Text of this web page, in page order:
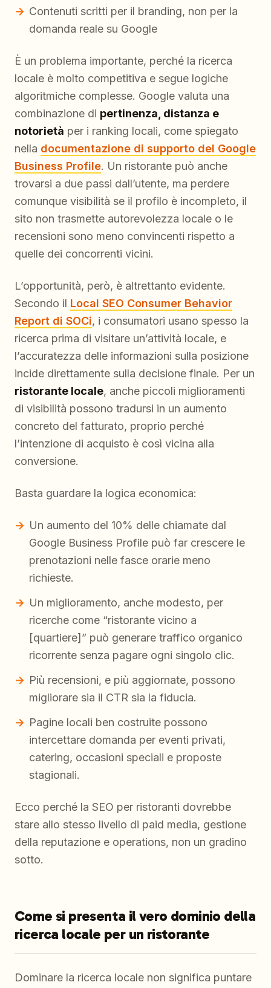
Contenuti scritti per il branding, non per la
domanda reale su Google
È un problema importante, perché la ricerca
locale è molto competitiva e segue logiche
algoritmiche complesse. Google valuta una
combinazione di pertinenza, distanza e
notorietà per i ranking locali, come spiegato
nella documentazione di supporto del Google
Business Profile. Un ristorante può anche
trovarsi a due passi dall’utente, ma perdere
comunque visibilità se il profilo è incompleto, il
sito non trasmette autorevolezza locale o le
recensioni sono meno convincenti rispetto a
quelle dei concorrenti vicini.
L’opportunità, però, è altrettanto evidente.
Secondo il Local SEO Consumer Behavior
Report di SOCi, i consumatori usano spesso la
ricerca prima di visitare un’attività locale, e
l’accuratezza delle informazioni sulla posizione
incide direttamente sulla decisione finale. Per un
ristorante locale, anche piccoli miglioramenti
di visibilità possono tradursi in un aumento
concreto del fatturato, proprio perché
l’intenzione di acquisto è così vicina alla
conversione.
Basta guardare la logica economica:
Un aumento del 10% delle chiamate dal
Google Business Profile può far crescere le
prenotazioni nelle fasce orarie meno
richieste.
Un miglioramento, anche modesto, per
ricerche come “ristorante vicino a
[quartiere]” può generare traffico organico
ricorrente senza pagare ogni singolo clic.
Più recensioni, e più aggiornate, possono
migliorare sia il CTR sia la fiducia.
Pagine locali ben costruite possono
intercettare domanda per eventi privati,
catering, occasioni speciali e proposte
stagionali.
Ecco perché la SEO per ristoranti dovrebbe
stare allo stesso livello di paid media, gestione
della reputazione e operations, non un gradino
sotto.
Come si presenta il vero dominio della
ricerca locale per un ristorante
Dominare la ricerca locale non significa puntare